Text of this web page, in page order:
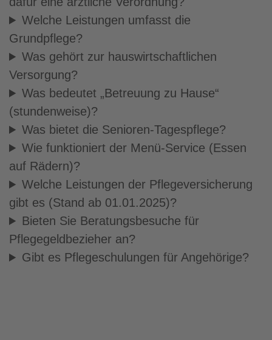
Welche Leistungen umfasst die
Grundpflege?
Was gehört zur hauswirtschaftlichen
Versorgung?
Was bedeutet „Betreuung zu Hause“
(stundenweise)?
Was bietet die Senioren-Tagespflege?
Wie funktioniert der Menü-Service (Essen
auf Rädern)?
Welche Leistungen der Pflegeversicherung
gibt es (Stand ab 01.01.2025)?
Bieten Sie Beratungsbesuche für
Pflegegeldbezieher an?
Gibt es Pflegeschulungen für Angehörige?